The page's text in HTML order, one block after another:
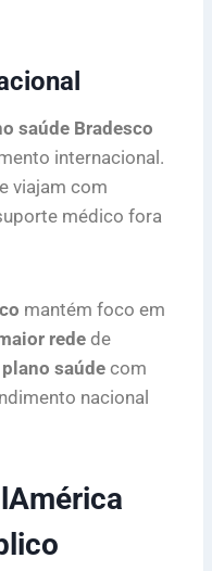
saúde Bradesco
internacional.
viajam com
médico fora
mantém foco em
rede de
plano saúde com
nacional